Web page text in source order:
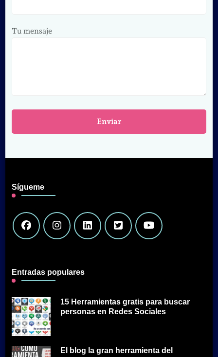
Tu mensaje
Sígueme
Entradas populares
15 Herramientas gratis para buscar
personas en Redes Sociales
El blog la gran herramienta del